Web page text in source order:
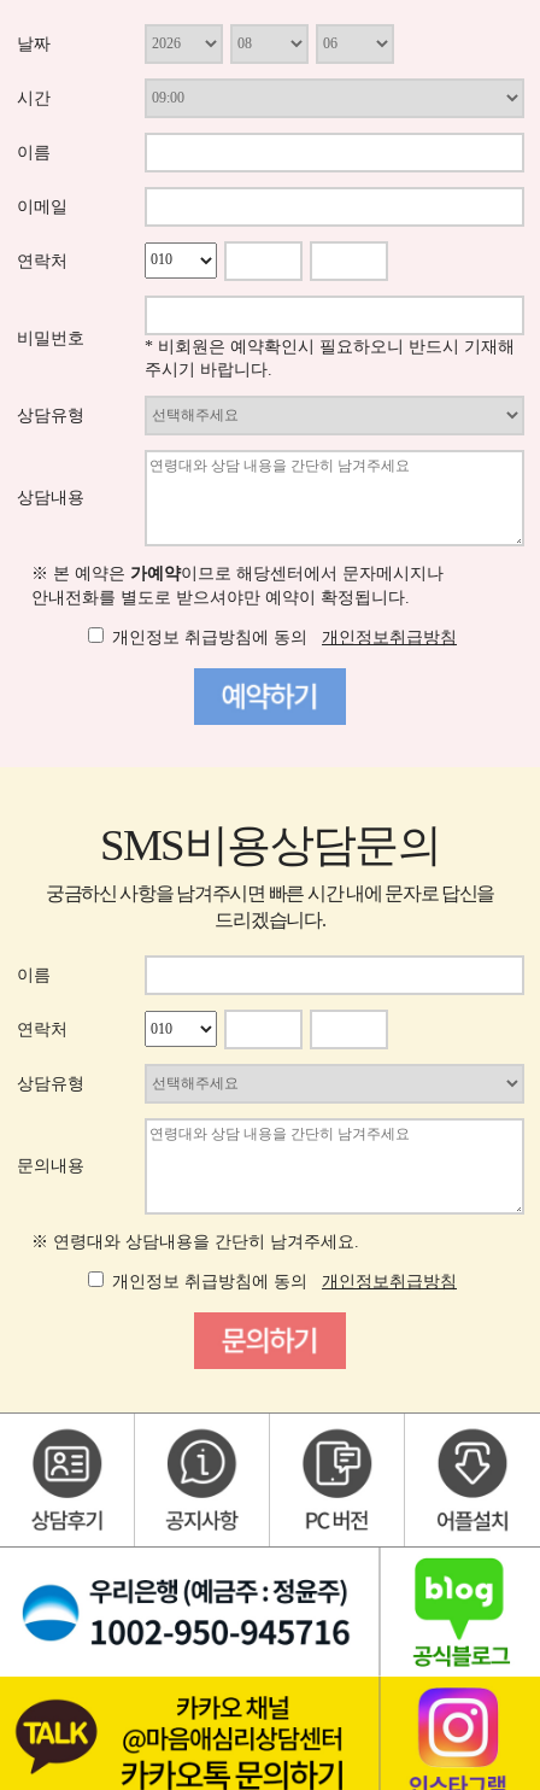
날짜
시간
이름
이메일
연락처
비밀번호
* 비회원은 예약확인시 필요하오니 반드시 기재해
주시기 바랍니다.
상담유형
상담내용
※ 본 예약은 가예약이므로 해당센터에서 문자메시지나
안내전화를 별도로 받으셔야만 예약이 확정됩니다.
개인정보 취급방침에 동의 개인정보취급방침
SMS비용상담문의
궁금하신 사항을 남겨주시면 빠른 시간 내에 문자로 답신을
드리겠습니다.
이름
연락처
상담유형
문의내용
※ 연령대와 상담내용을 간단히 남겨주세요.
개인정보 취급방침에 동의 개인정보취급방침